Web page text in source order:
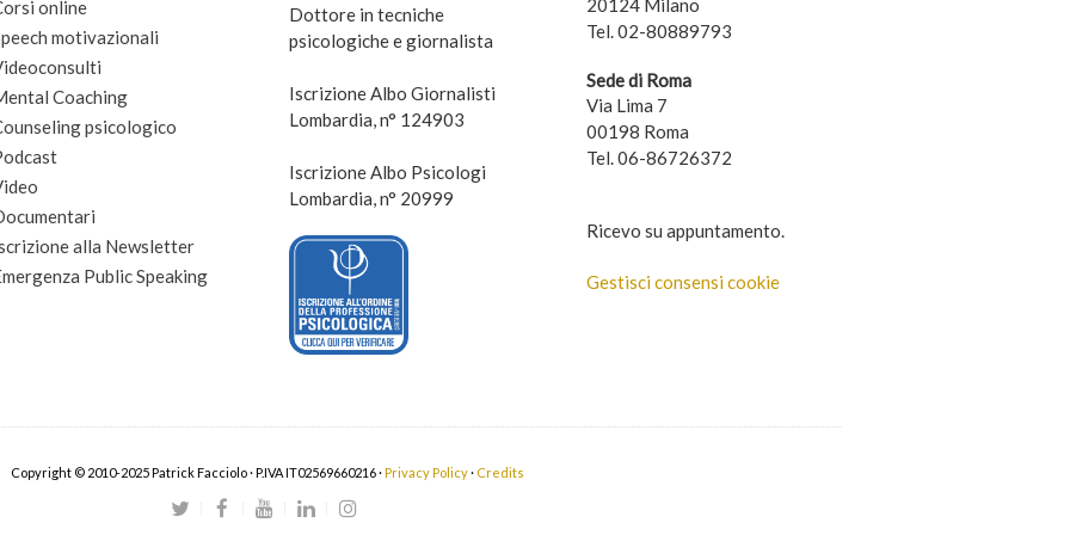
online
motivazionali
Coaching
psicologico
alla Newsletter
Public Speaking
Dottore in tecniche
psicologiche e giornalista
Iscrizione Albo Giornalisti
Lombardia, n° 124903
Iscrizione Albo Psicologi
Lombardia, n° 20999
20124 Milano
Tel. 02-80889793
Sede di Roma
Via Lima 7
00198 Roma
Tel. 06-86726372
Ricevo su appuntamento.
Gestisci consensi cookie
Copyright © 2010-2025 Patrick Facciolo · P.IVA IT02569660216 ·Privacy Policy· Credits